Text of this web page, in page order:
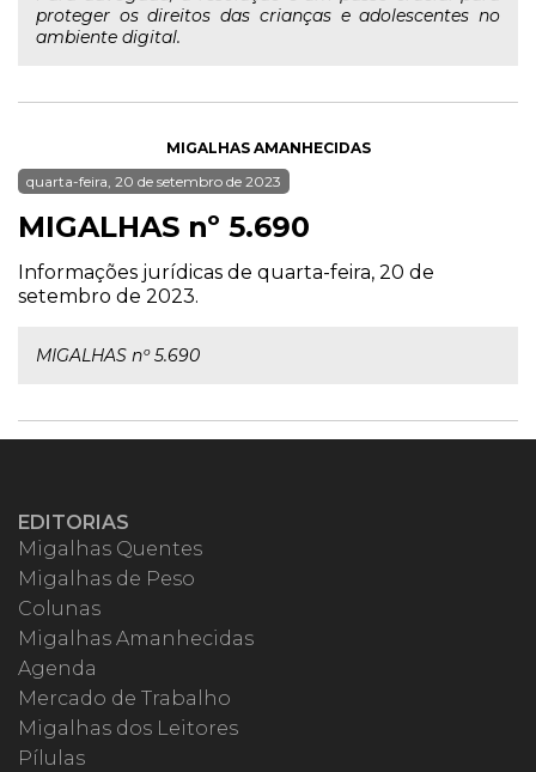
proteger os direitos das crianças e adolescentes no
ambiente digital.
MIGALHAS AMANHECIDAS
quarta-feira, 20 de setembro de 2023
MIGALHAS nº 5.690
Informações jurídicas de quarta-feira, 20 de
setembro de 2023.
MIGALHAS nº 5.690
EDITORIAS
Migalhas Quentes
Migalhas de Peso
Colunas
Migalhas Amanhecidas
Agenda
Mercado de Trabalho
Migalhas dos Leitores
Pílulas